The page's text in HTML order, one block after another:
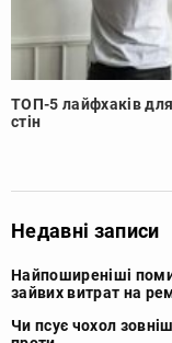
ТОП-5 лайфхаків
стін
Недавні записи
Найпоширеніші
зайвих витрат на
Чи псує чохол